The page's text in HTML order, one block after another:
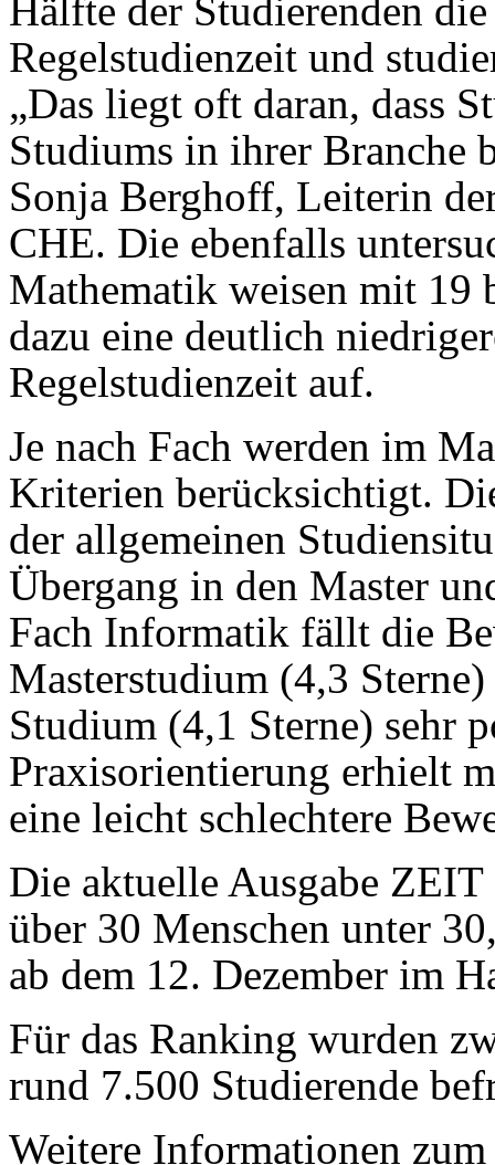
Hälfte der Studierenden
Regelstudienzeit und
„Das liegt oft daran, dass
Studiums in ihrer Branche
Sonja Berghoff, Leiterin
CHE. Die ebenfalls
Mathematik weisen mit 19
dazu eine deutlich
Regelstudienzeit auf.
Je nach Fach werden im
Kriterien berücksichtigt.
der allgemeinen
Übergang in den Master
Fach Informatik fällt die
Masterstudium (4,3
Studium (4,1 Sterne) sehr
Praxisorientierung erhielt
eine leicht schlechtere
Die aktuelle Ausgabe
über 30 Menschen unter
ab dem 12. Dezember im
Für das Ranking wurden
rund 7.500 Studierende
Weitere Informationen